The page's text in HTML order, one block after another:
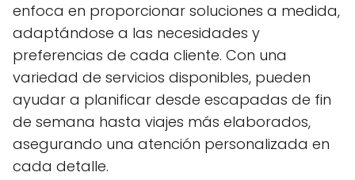
enfoca en proporcionar soluciones a medida,
adaptándose a las necesidades y
preferencias de cada cliente. Con una
variedad de servicios disponibles, pueden
ayudar a planificar desde escapadas de fin
de semana hasta viajes más elaborados,
asegurando una atención personalizada en
cada detalle.